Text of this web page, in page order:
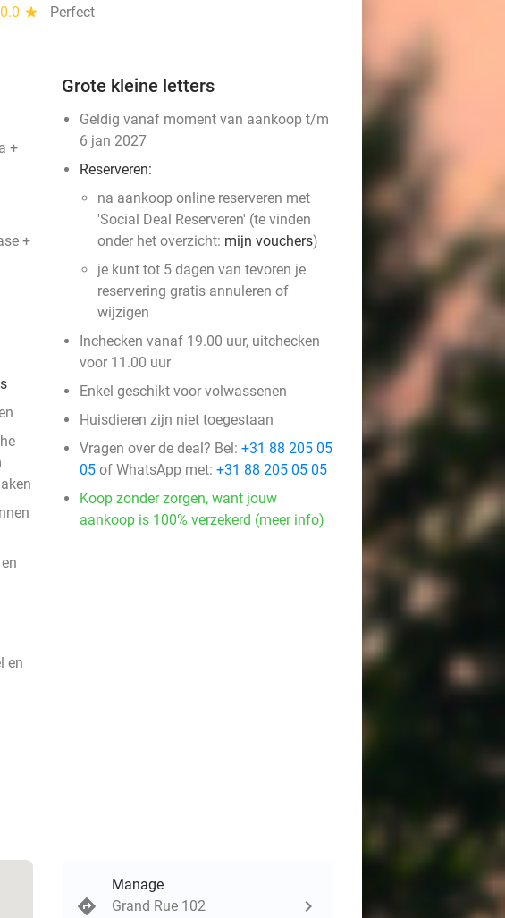
star
Perfect
+
+
en
Grote kleine letters
Geldig vanaf moment van aankoop t/m
6 jan 2027
Reserveren:
na aankoop online reserveren met
'Social Deal Reserveren' (te vinden
onder het overzicht: mijn vouchers)
je kunt tot 5 dagen van tevoren je
reservering gratis annuleren of
wijzigen
Inchecken vanaf 19.00 uur, uitchecken
voor 11.00 uur
Enkel geschikt voor volwassenen
Huisdieren zijn niet toegestaan
Vragen over de deal? Bel: +31 88 205 05
05 of WhatsApp met: +31 88 205 05 05
Koop zonder zorgen, want jouw
aankoop is 100% verzekerd (meer info)
Manage
Grand Rue 102